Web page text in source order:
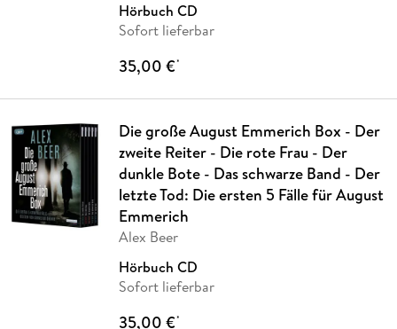
Hörbuch CD
Sofort lieferbar
35,00 €*
Die große August Emmerich Box - Der
zweite Reiter - Die rote Frau - Der
dunkle Bote - Das schwarze Band - Der
letzte Tod: Die ersten 5 Fälle für August
Emmerich
Alex Beer
Hörbuch CD
Sofort lieferbar
35,00 €*